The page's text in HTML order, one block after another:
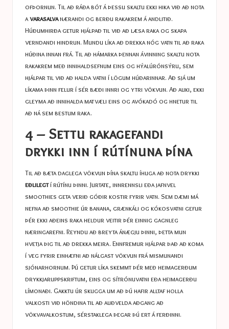
ofþornun. Til að ráða bót á þessu skaltu ekki hika við að nota
avarasalvanærandi og berðu rakakrem á andlitið.
Húðumhirða getur hjálpað til við að læsa raka og skapa
verndandi hindrun. Mundu líka að drekka nóg vatn til að raka
húðina innan frá. Til að hámarka þennan ávinning skaltu nota
rakakrem með innihaldsefnum eins og hýalúrónsýru, sem
hjálpar til við að halda vatni í lögum húðarinnar. Að sjá um
líkama þinn felur í sér bæði innri og ytri vökvun. Að auki, ekki
gleyma að innihalda matvæli eins og avókadó og hnetur til
að ná sem bestum raka.
4 – Settu rakagefandi
drykki inn í rútínuna þína
Til að bæta daglega vökvun þína skaltu íhuga að nota drykki
eðlilegtí rútínu þinni. Jurtate, innrennsli eða jafnvel
smoothies geta verið góðir kostir fyrir vatn. Sem dæmi má
nefna að smoothie úr banana, grænkáli og kókosvatni gefur
þér ekki aðeins raka heldur veitir þér einnig gagnleg
næringarefni. Reyndu að breyta ánægju þinni, þetta mun
hvetja þig til að drekka meira. Ennfremur hjálpar það að koma
í veg fyrir einhæfni að nálgast vökvun frá mismunandi
sjónarhornum. Þú getur líka skemmt þér með heimagerðum
drykkjaruppskriftum, eins og sítrónuvatni eða heimagerðu
límonaði. Gakktu úr skugga um að þú hafir alltaf holla
valkosti við höndina til að auðvelda aðgang að
vökvavalkostum, sérstaklega þegar þú ert á ferðinni.